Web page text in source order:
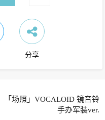
分享
「场照」VOCALOID 镜音铃
手办军装ver.